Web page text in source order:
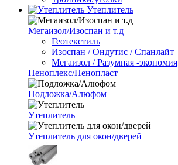
Утеплитель
Мегаизол/Изоспан и т.д
Геотекстиль
Изоспан / Ондутис / Спанлайт
Мегаизол / Разумная -экономия
Пеноплекс/Пенопласт
Подложка/Алюфом
Утеплитель
Утеплитель для окон/дверей